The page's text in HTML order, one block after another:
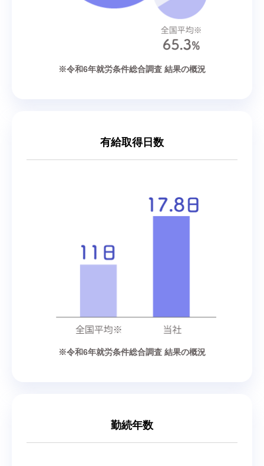
※令和6年就労条件総合調査 結果の概況
有給取得日数
※令和6年就労条件総合調査 結果の概況
勤続年数